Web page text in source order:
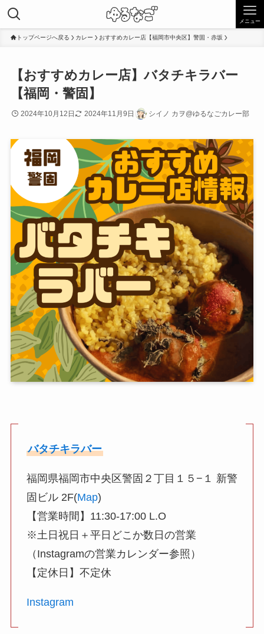
メニュー
トップページへ戻る カレー おすすめカレー店【福岡市中央区】警固・赤坂
【おすすめカレー店】バタチキラバー
【福岡・警固】
2024年10月12日 2024年11月9日 シイノ カヲ@ゆるなごカレー部
バタチキラバー
福岡県福岡市中央区警固２丁目１５−１ 新警
固ビル 2F(Map)
【営業時間】11:30-17:00 L.O
※土日祝日＋平日どこか数日の営業
（Instagramの営業カレンダー参照）
【定休日】不定休
Instagram